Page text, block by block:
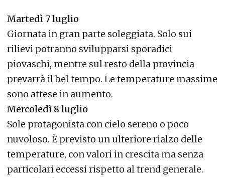
Martedì 7 luglio
Giornata in gran parte soleggiata. Solo sui
rilievi potranno svilupparsi sporadici
piovaschi, mentre sul resto della provincia
prevarrà il bel tempo. Le temperature massime
sono attese in aumento.
Mercoledì 8 luglio
Sole protagonista con cielo sereno o poco
nuvoloso. È previsto un ulteriore rialzo delle
temperature, con valori in crescita ma senza
particolari eccessi rispetto al trend generale.